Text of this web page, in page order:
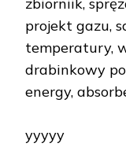
projekt gazu,
temperatury,
drabinkowy
energy,
yyyyy